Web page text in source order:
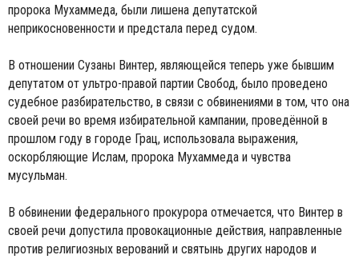
пророка Мухаммеда, были лишена депутатской
неприкосновенности и предстала перед судом.
В отношении Сузаны Винтер, являющейся теперь уже бывшим
депутатом от ультро-правой партии Свобод, было проведено
судебное разбирательство, в связи с обвинениями в том, что она
своей речи во время избирательной кампании, проведённой в
прошлом году в городе Грац, использовала выражения,
оскорбляющие Ислам, пророка Мухаммеда и чувства
мусульман.
В обвинении федерального прокурора отмечается, что Винтер в
своей речи допустила провокационные действия, направленные
против религиозных верований и святынь других народов и